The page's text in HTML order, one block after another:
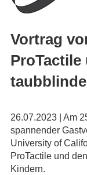
Vortrag
ProTactile
26.07.2023 | Am
spannender
University of
ProTactile und
Kindern.